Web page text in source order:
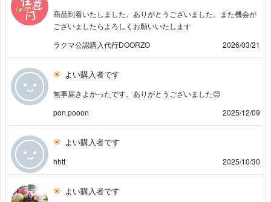
商品到着いたしました。ありがとうございました。また機会が
ございましたらよろしくお願いいたします
ラクマ公認購入代行DOORZO
2026/03/21
よい購入者です
無事届きよかったです。ありがとうございました😊
pon.pooon
2025/12/09
よい購入者です
hhtt 2025/10/30
よい購入者です